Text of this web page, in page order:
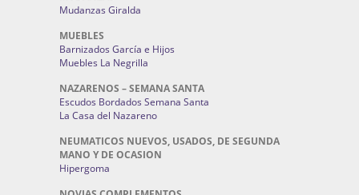
Mudanzas Giralda
MUEBLES
Barnizados García e Hijos
Muebles La Negrilla
NAZARENOS – SEMANA SANTA
Escudos Bordados Semana Santa
La Casa del Nazareno
NEUMATICOS NUEVOS, USADOS, DE SEGUNDA
MANO Y DE OCASION
Hipergoma